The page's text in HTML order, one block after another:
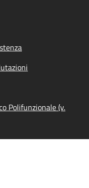
Polifunzionale (v.